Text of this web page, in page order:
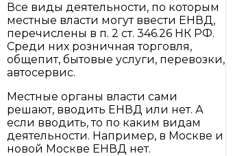
Все виды деятельности, по которым
местные власти могут ввести ЕНВД,
перечислены в п. 2 ст. 346.26 НК РФ.
Среди них розничная торговля,
общепит, бытовые услуги, перевозки,
автосервис.
Местные органы власти сами
решают, вводить ЕНВД или нет. А
если вводить, то по каким видам
деятельности. Например, в Москве и
новой Москве ЕНВД нет.